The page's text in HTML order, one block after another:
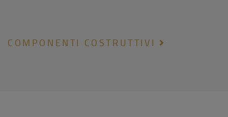
COMPONENTI COSTRUTTIVI